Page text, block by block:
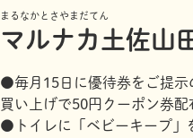
まるなかとさやまだてん
マルナカ土佐山
●毎月15日に優待券をご提
買い上げで50円クーポン券配
●トイレに「ベビーキープ」